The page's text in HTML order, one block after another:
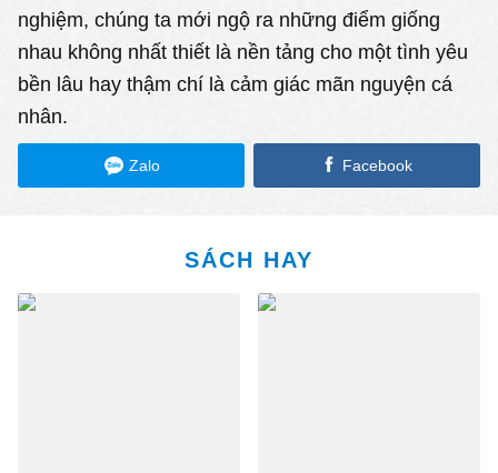
nghiệm, chúng ta mới ngộ ra những điểm giống
nhau không nhất thiết là nền tảng cho một tình yêu
bền lâu hay thậm chí là cảm giác mãn nguyện cá
nhân.
Zalo Facebook
SÁCH HAY